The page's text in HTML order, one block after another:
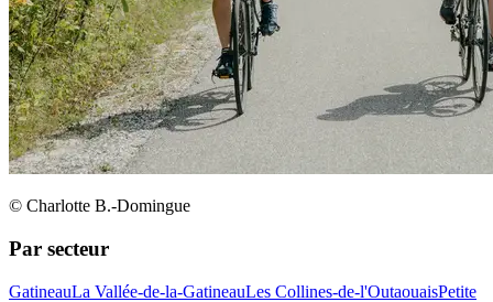
© Charlotte B.-Domingue
Par secteur
GatineauLa Vallée-de-la-GatineauLes Collines-de-l'OutaouaisPetite